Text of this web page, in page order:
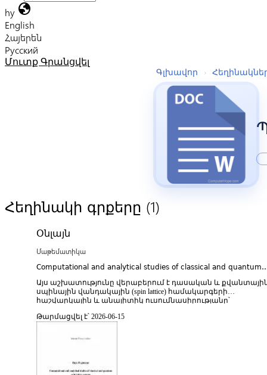
hy globe
English
Հայերեն
Русский
Մուտք Գրանցվել
Գլխավոր ›
Հեղինակի գրքերը (1)
Օնլայն
Մաթեմատիկա
Computational and analytical studies of classical and quantum
Այս աշխատությունը վերաբերում է դասական և
սպինային վանդակային (spin lattice) համակարգերի
հաշվարկային և անալիտիկ ուսումնասիրությանը՝
մեխանիկայի և կոմպյուտացիոն մոդելավորման
հիմնական նպատակն է վերլուծել սպինային մոդելների՝
փոխազդեցության ռեժիմներում՝ ինչպես դասական,
այնպես էլ քվանտային սահմաններում։ Ուսումնասիրվում են
Թարմացվել է՝ 2026-06-15